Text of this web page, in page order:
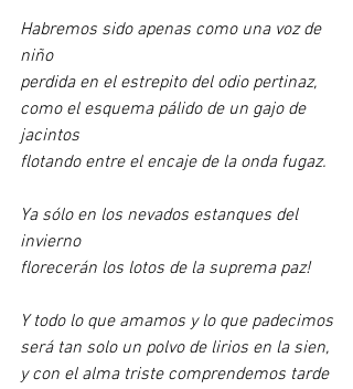
Habremos sido apenas como una voz de
niño
perdida en el estrepito del odio pertinaz,
como el esquema pálido de un gajo de
jacintos
flotando entre el encaje de la onda fugaz.
Ya sólo en los nevados estanques del
invierno
florecerán los lotos de la suprema paz!
Y todo lo que amamos y lo que padecimos
será tan solo un polvo de lirios en la sien,
y con el alma triste comprendemos tarde